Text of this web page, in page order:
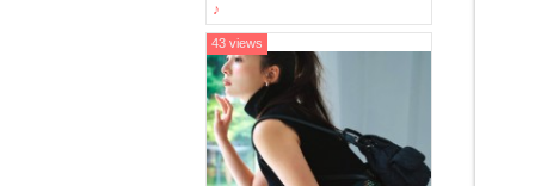
♪
43 views